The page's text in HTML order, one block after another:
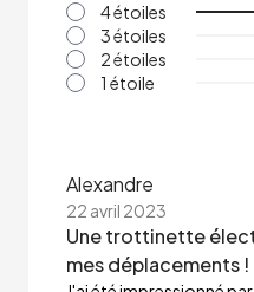
4 étoiles
3 étoiles
2 étoiles
1 étoile
Alexandre
22 avril 2023
Une trottinette
mes déplacements !